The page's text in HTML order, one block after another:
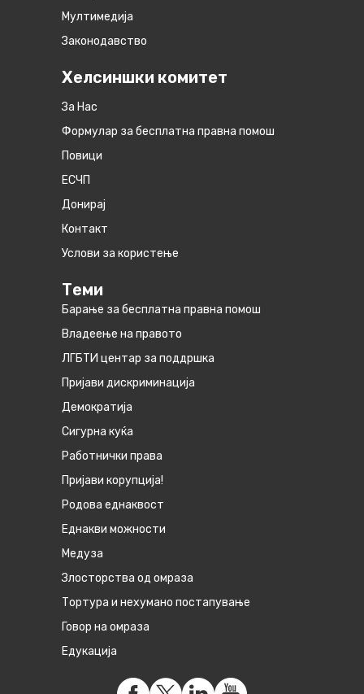
Мултимедија
Законодавство
Хелсиншки комитет
За Нас
Формулар за бесплатна правна помош
Повици
ЕСЧП
Донирај
Контакт
Услови за користење
Теми
Барање за бесплатна правна помош
Владеење на правото
ЛГБТИ центар за поддршка
Пријави дискриминација
Демократија
Сигурна куќа
Работнички права
Пријави корупција!
Родова еднаквост
Eднакви можности
Медуза
Злосторства од омраза
Тортура и нехумано постапување
Говор на омраза
Едукација